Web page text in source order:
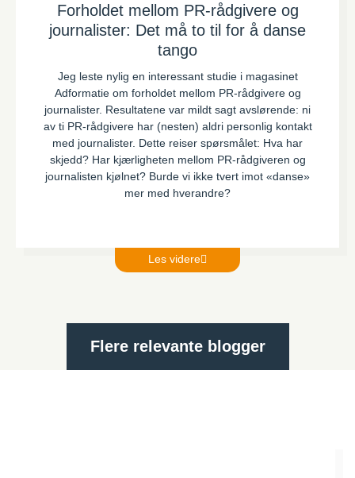
Forholdet mellom PR-rådgivere og
journalister: Det må to til for å danse
tango
Jeg leste nylig en interessant studie i magasinet
Adformatie om forholdet mellom PR-rådgivere og
journalister. Resultatene var mildt sagt avslørende: ni
av ti PR-rådgivere har (nesten) aldri personlig kontakt
med journalister. Dette reiser spørsmålet: Hva har
skjedd? Har kjærligheten mellom PR-rådgiveren og
journalisten kjølnet? Burde vi ikke tvert imot «danse»
mer med hverandre?
Les videre
Flere relevante blogger